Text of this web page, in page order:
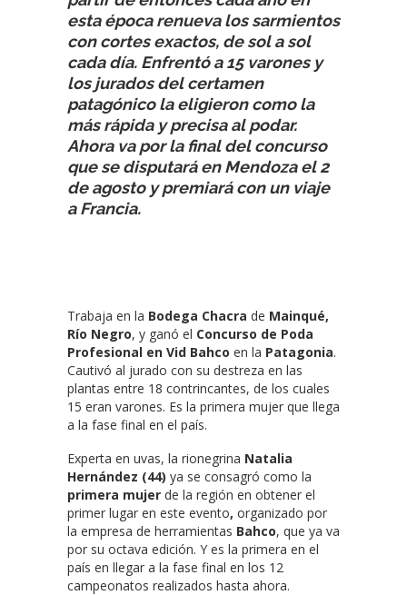
esta época renueva los sarmientos
con cortes exactos, de sol a sol
cada día. Enfrentó a 15 varones y
los jurados del certamen
patagónico la eligieron como la
más rápida y precisa al podar.
Ahora va por la final del concurso
que se disputará en Mendoza el 2
de agosto y premiará con un viaje
a Francia.
Trabaja en la Bodega Chacra de Mainqué,
Río Negro, y ganó el Concurso de Poda
Profesional en Vid Bahco en la Patagonia.
Cautivó al jurado con su destreza en las
plantas entre 18 contrincantes, de los cuales
15 eran varones. Es la primera mujer que llega
a la fase final en el país.
Experta en uvas, la rionegrina Natalia
Hernández (44) ya se consagró como la
primera mujer de la región en obtener el
primer lugar en este evento, organizado por
la empresa de herramientas Bahco, que ya va
por su octava edición. Y es la primera en el
país en llegar a la fase final en los 12
campeonatos realizados hasta ahora.